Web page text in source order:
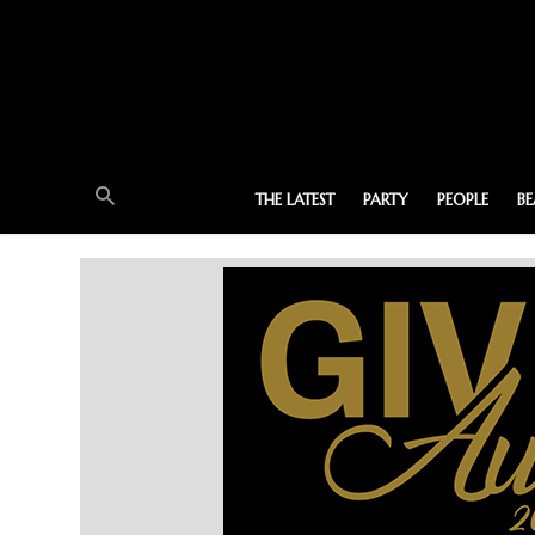
THE LATEST PARTY PEOPLE